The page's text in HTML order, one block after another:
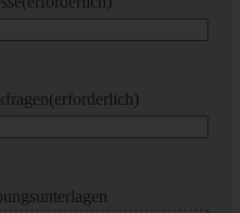
(erforderlich)